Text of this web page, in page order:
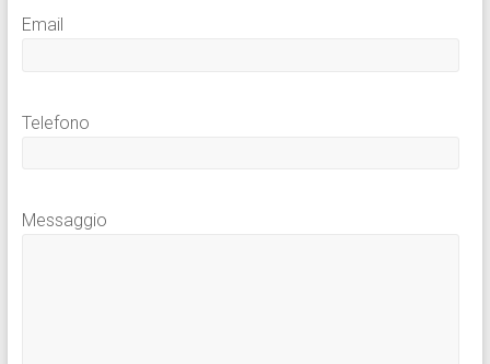
Email
Telefono
Messaggio